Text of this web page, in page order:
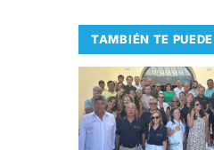
TAMBIÉN TE